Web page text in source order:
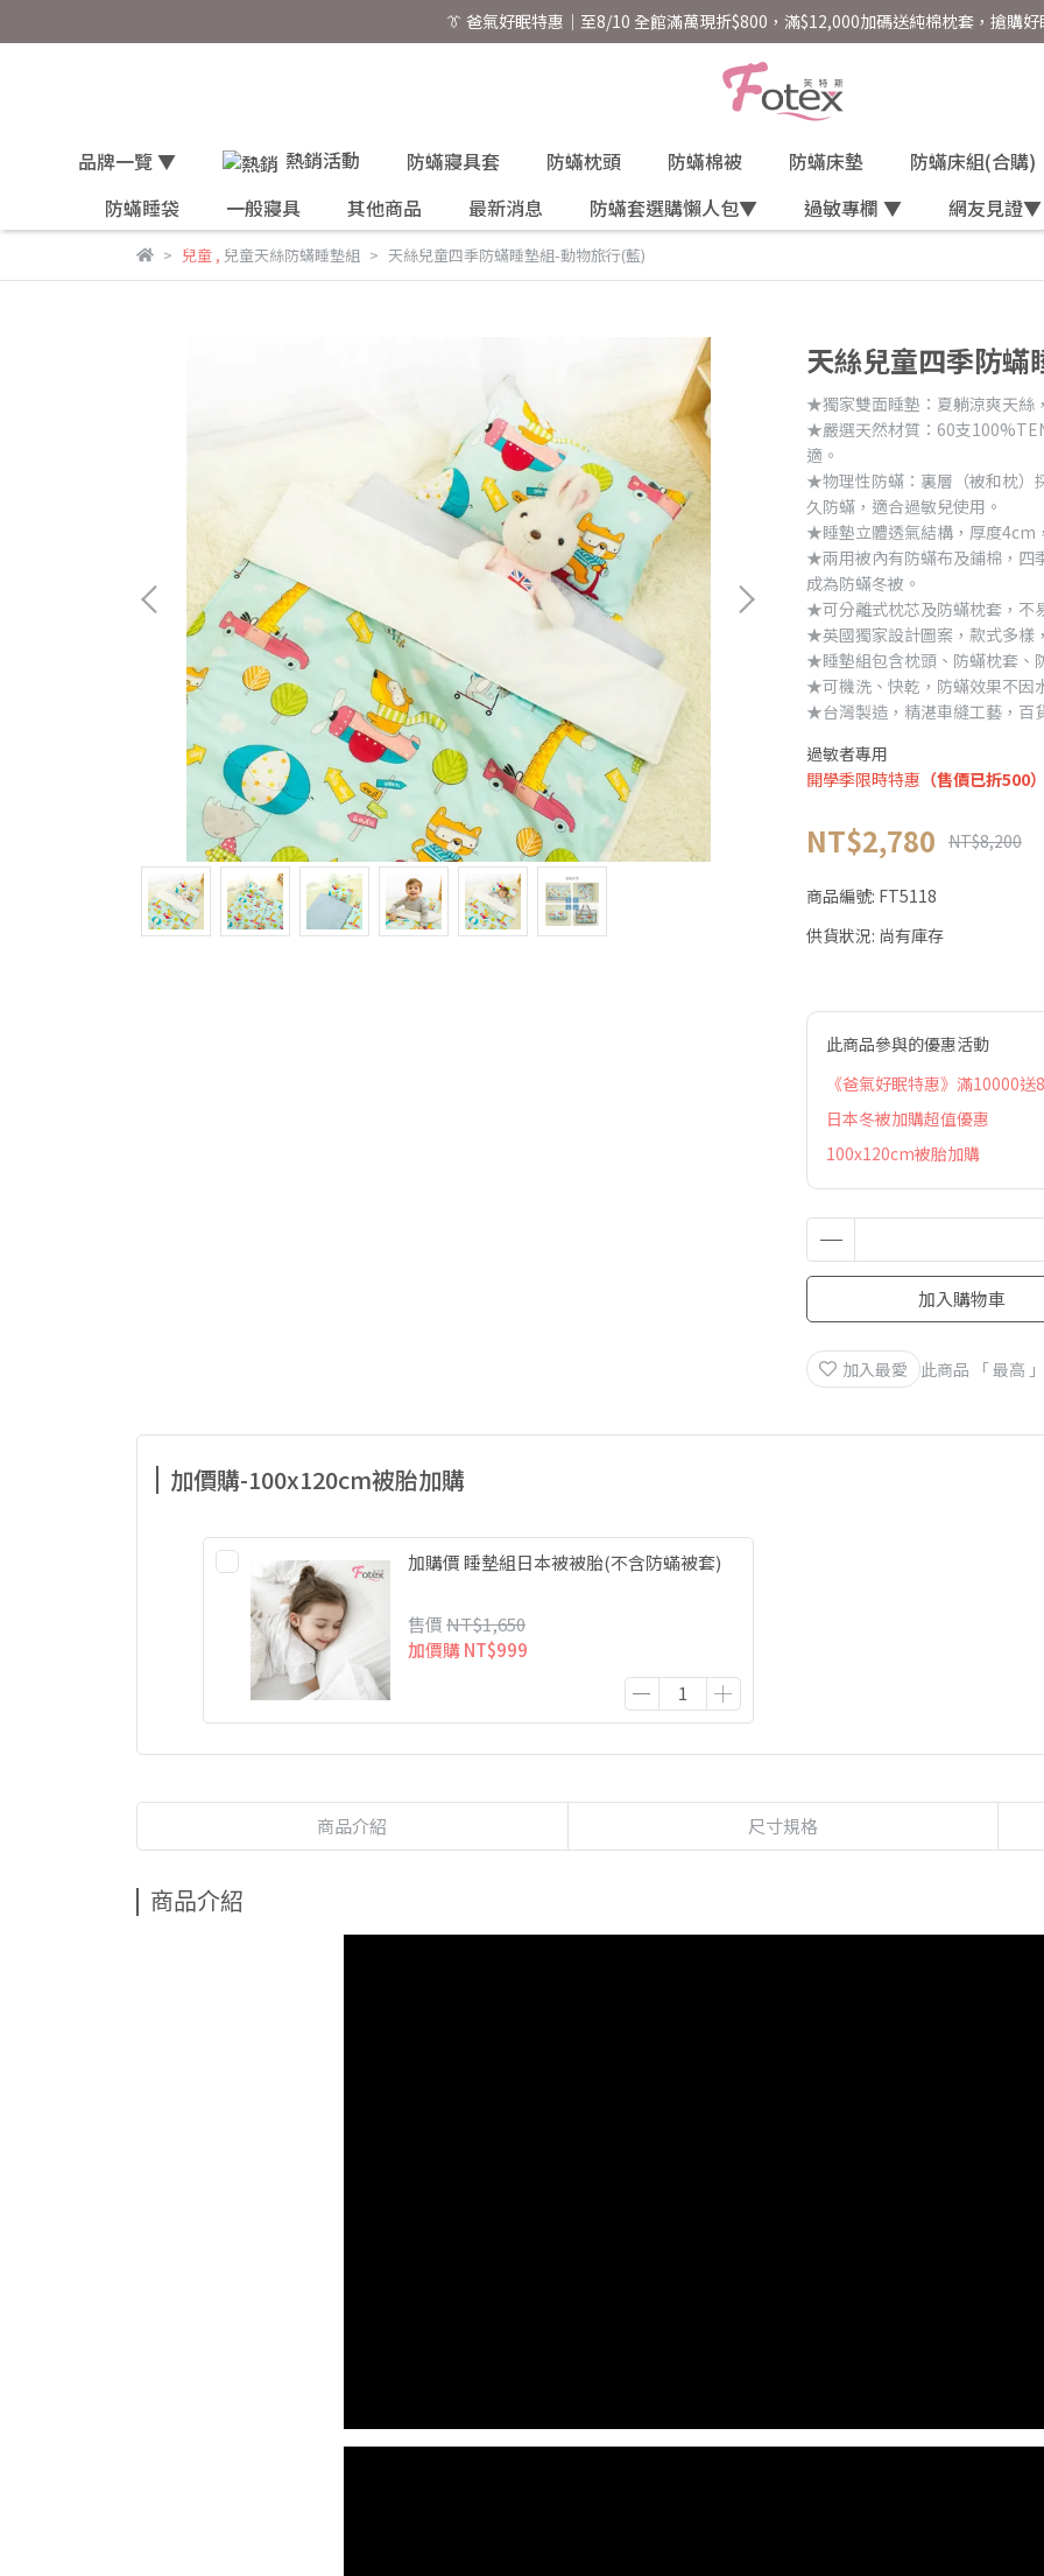
👔 爸氣好眠特惠｜至8/10 全館滿萬現折$800，滿$12,000加碼送純棉枕套，搶購
品牌一覽 ▼ 熱銷活動 防蟎寢具套 防蟎枕頭 防蟎棉被 防蟎床墊
防蟎床組(合購)
防蟎睡袋
一般寢具 其他商品 最新消息 防蟎套選購懶人包▼ 過敏專欄 ▼ 網友見證▼
兒童, 兒童天絲防蟎睡墊組 天絲兒童四季防蟎睡墊組-動物旅行(藍)
天絲兒童四季防
★獨家雙面睡墊：夏躺涼爽天絲
★嚴選天然材質：60支
適。
★物理性防蟎：裏層（被和枕）
久防蟎，適合過敏兒使用。
★睡墊立體透氣結構，厚度4cm
★兩用被內有防蟎布及鋪棉，四
成為防蟎冬被。
★可分離式枕芯及防蟎枕套，不
★英國獨家設計圖案，款式多樣
★睡墊組包含枕頭、防蟎枕套、
★可機洗、快乾，防蟎效果不因
★台灣製造，精湛車縫工藝，百
過敏者專用
開學季限時特惠 （售價已折500
NT$2,780 NT$8,200
商品編號: FT5118
供貨狀況: 尚有庫存
此商品參與的優惠活動
《爸氣好眠特惠》滿10000送
日本冬被加購超值優惠
100x120cm被胎加購
加入購物車
加入最愛 此商品 「 最高
加價購-100x120cm被胎加購
加購價 睡墊組日本被被胎(不含防蟎被套)
售價NT$1,650
加價購NT$999
商品介紹 尺寸規格
商品介紹